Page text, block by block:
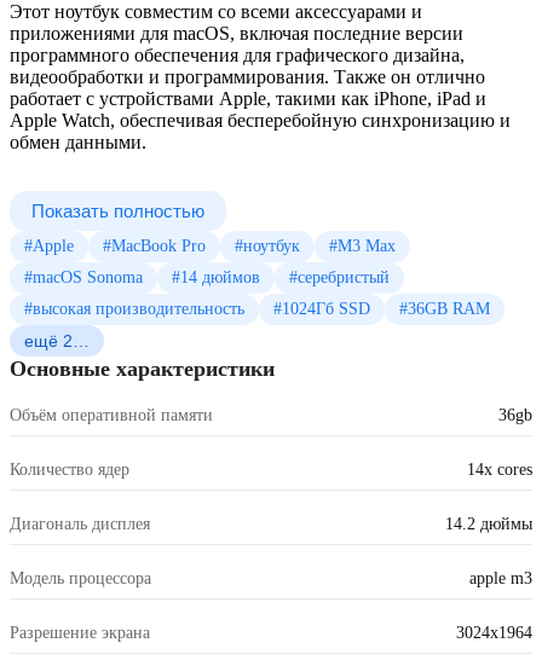
Этот ноутбук совместим со всеми аксессуарами и
приложениями для macOS, включая последние версии
программного обеспечения для графического дизайна,
видеообработки и программирования. Также он отлично
работает с устройствами Apple, такими как iPhone, iPad и
Apple Watch, обеспечивая бесперебойную синхронизацию и
обмен данными.
Показать полностью
#Apple #MacBook Pro #ноутбук
#M3 Max
#macOS Sonoma
#14 дюймов
#серебристый
#высокая производительность
#1024Гб SSD #36GB RAM
ещё 2…
Основные характеристики
Объём оперативной памяти 36gb
Количество ядер 14x cores
Диагональ дисплея 14.2 дюймы
Модель процессора apple m3
Разрешение экрана 3024x1964